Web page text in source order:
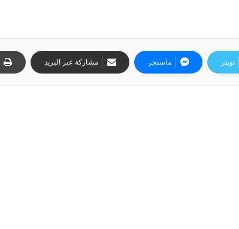
تويتر ماسنجر مشاركة عبر البريد